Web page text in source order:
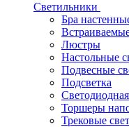
Светильники
Бра
Люстры
Настольные
Подвесные
Подсветка
Торшеры
Трековые